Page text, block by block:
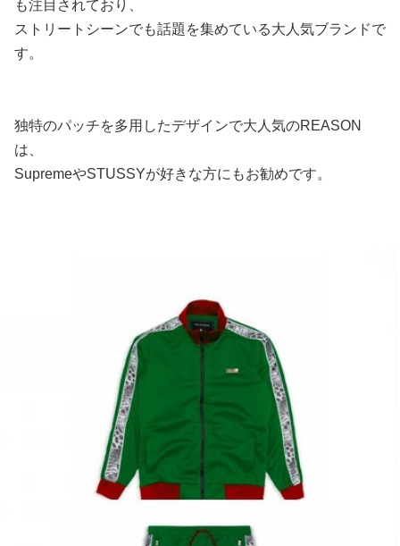
も注目されており、
ストリートシーンでも話題を集めている大人気ブランドで
す。
独特のパッチを多用したデザインで大人気のREASON
は、
SupremeやSTUSSYが好きな方にもお勧めです。